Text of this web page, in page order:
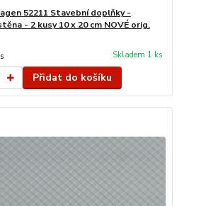
52211 Stavební doplňky -
- 2 kusy 10 x 20 cm NOVÉ orig.
Skladem 1 ks
Přidat do košíku